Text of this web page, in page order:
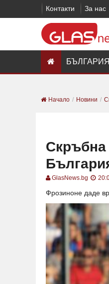
Контакти За нас
БЪЛГАРИЯ
Начало Новини
GlasNews.bg
Фрозиноне даде